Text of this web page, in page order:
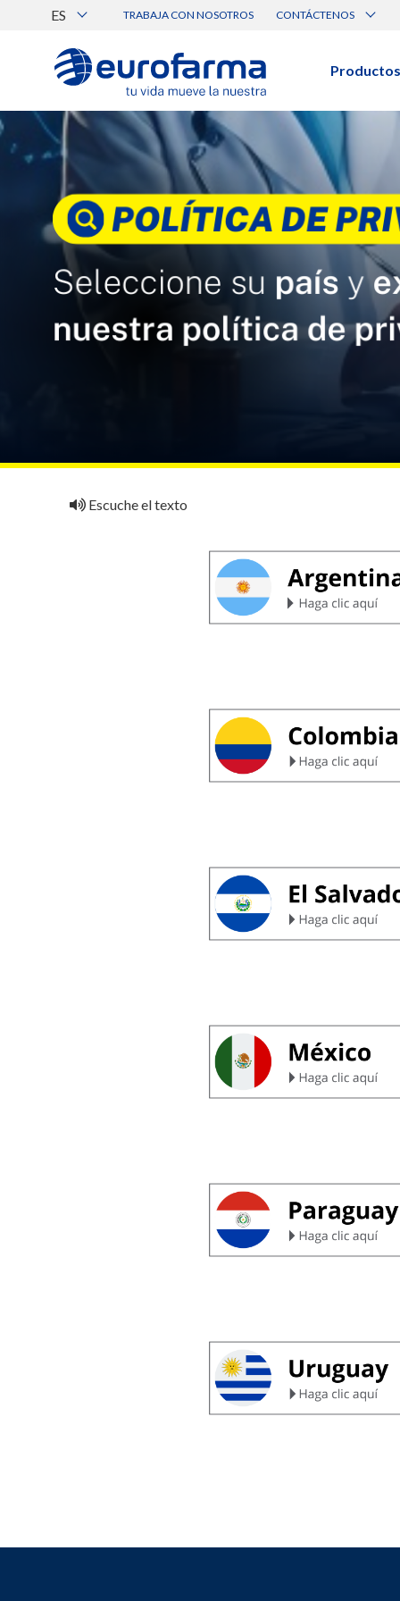
ES TRABAJA CON NOSOTROS CONTÁCTENOS
Canal de Ética Eurofarma
Productos
BUSCAR PRODUCTOS
Búsqueda por nombre, principio
Ver todos los productos
Escuche el texto